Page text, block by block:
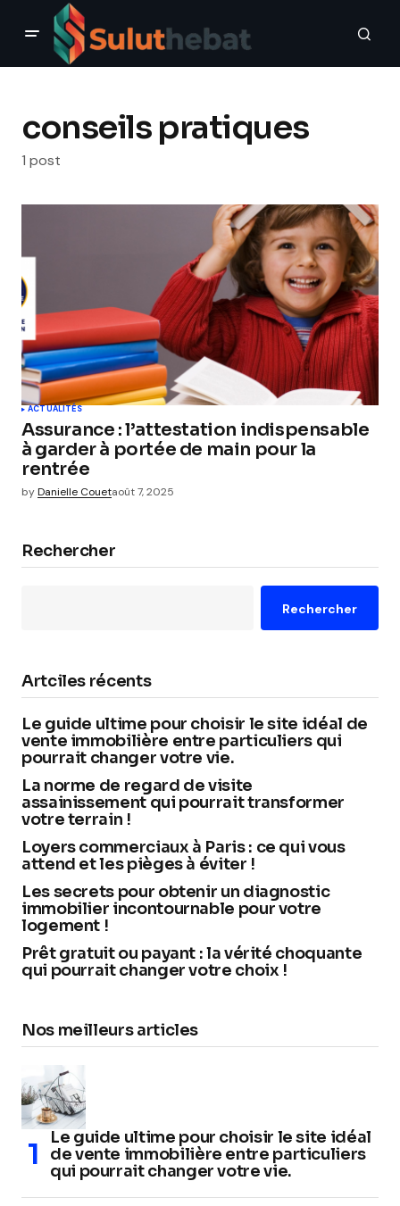
conseils pratiques
1 post
ACTUALITÉS
Assurance : l’attestation indispensable
à garder à portée de main pour la
rentrée
byDanielle Couetaoût 7, 2025
Rechercher
Rechercher
Artciles récents
Le guide ultime pour choisir le site idéal de
vente immobilière entre particuliers qui
pourrait changer votre vie.
La norme de regard de visite
assainissement qui pourrait transformer
votre terrain !
Loyers commerciaux à Paris : ce qui vous
attend et les pièges à éviter !
Les secrets pour obtenir un diagnostic
immobilier incontournable pour votre
logement !
Prêt gratuit ou payant : la vérité choquante
qui pourrait changer votre choix !
Nos meilleurs articles
Le guide ultime pour choisir le site idéal
de vente immobilière entre particuliers
qui pourrait changer votre vie.